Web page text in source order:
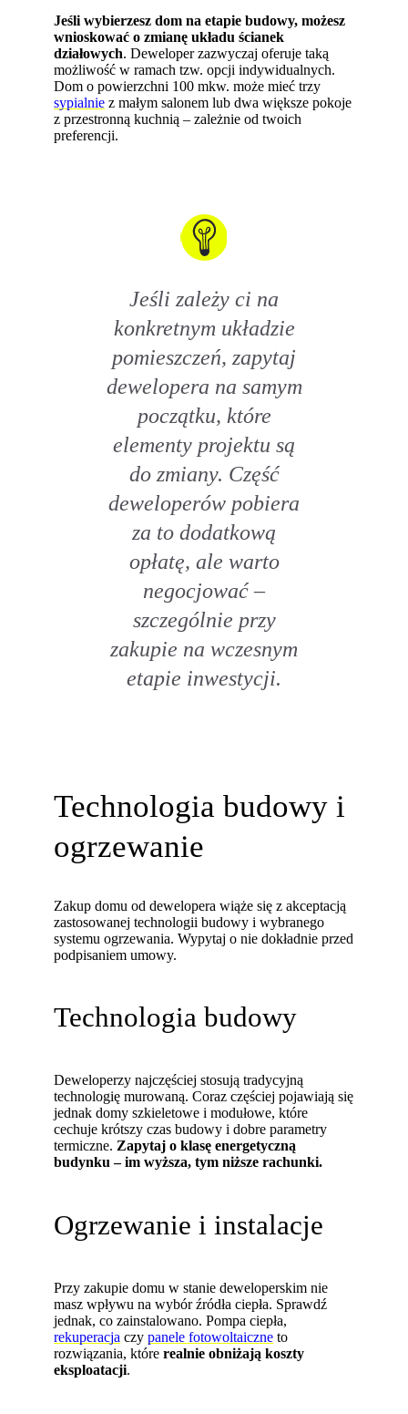
Jeśli wybierzesz dom na etapie budowy, możesz
wnioskować o zmianę układu ścianek
działowych. Deweloper zazwyczaj oferuje taką
możliwość w ramach tzw. opcji indywidualnych.
Dom o powierzchni 100 mkw. może mieć trzy
sypialnie z małym salonem lub dwa większe pokoje
z przestronną kuchnią – zależnie od twoich
preferencji.
Jeśli zależy ci na
konkretnym układzie
pomieszczeń, zapytaj
dewelopera na samym
początku, które
elementy projektu są
do zmiany. Część
deweloperów pobiera
za to dodatkową
opłatę, ale warto
negocjować –
szczególnie przy
zakupie na wczesnym
etapie inwestycji.
Technologia budowy i
ogrzewanie
Zakup domu od dewelopera wiąże się z akceptacją
zastosowanej technologii budowy i wybranego
systemu ogrzewania. Wypytaj o nie dokładnie przed
podpisaniem umowy.
Technologia budowy
Deweloperzy najczęściej stosują tradycyjną
technologię murowaną. Coraz częściej pojawiają się
jednak domy szkieletowe i modułowe, które
cechuje krótszy czas budowy i dobre parametry
termiczne. Zapytaj o klasę energetyczną
budynku – im wyższa, tym niższe rachunki.
Ogrzewanie i instalacje
Przy zakupie domu w stanie deweloperskim nie
masz wpływu na wybór źródła ciepła. Sprawdź
jednak, co zainstalowano. Pompa ciepła,
rekuperacja czypanele fotowoltaiczne to
rozwiązania, którerealnie obniżają koszty
eksploatacji.